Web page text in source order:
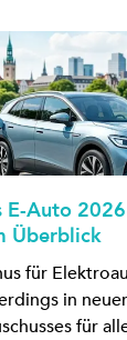
E-Auto
Überblick
für
in
für